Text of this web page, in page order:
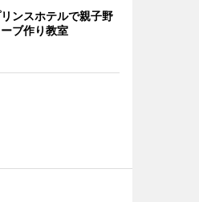
ンスホテルで親子野
ブ作り教室